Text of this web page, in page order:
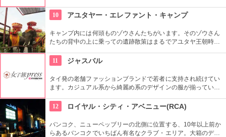
メです。
10 アユタヤー・エレファント・キャンプ
キャンプ内には何頭ものゾウさんたちがいます。そのゾウさん
たちの背中の上に乗っての遺跡散策はまるでアユタヤ王朝時代
う。
11 ジャスバル
タイ発の老舗ファッションブランドで若者に支持され続けてい
ます。カジュアル系から綺麗め系のデザインの服が揃っていま
す。
12 ロイヤル・シティ・アベニュー(RCA)
バンコク、ニューペッブリーの北側に位置する、10年以上前か
らあるバンコクでいちばん有名なクラブ・エリア。大箱のディ